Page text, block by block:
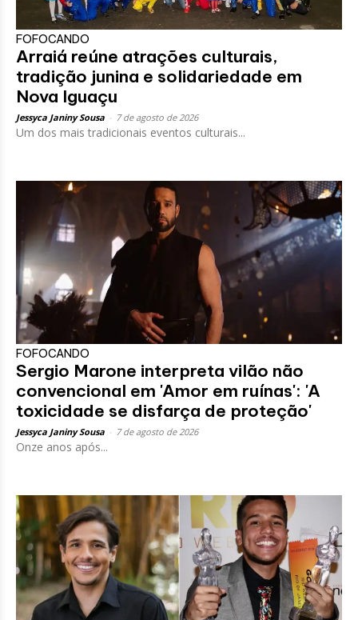
FOFOCANDO
Arraiá reúne atrações culturais,
tradição junina e solidariedade em
Nova Iguaçu
Jessyca Janiny Sousa 7 de agosto de 2026
Um dos mais tradicionais eventos culturais...
FOFOCANDO
Sergio Marone interpreta vilão não
convencional em 'Amor em ruínas': 'A
toxicidade se disfarça de proteção'
Jessyca Janiny Sousa 7 de agosto de 2026
Onze anos após...